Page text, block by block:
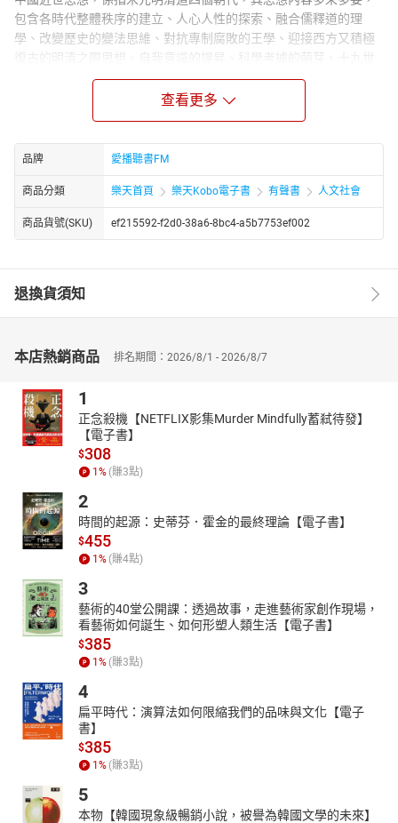
包含各時代整體秩序的建立、人心人性的探索、融合儒釋道的理
學、改變歷史的變法思維、對抗專制腐敗的王學、迎接西方又積極
復古的明清之際思想、自我意識的提昇、科學考據的萌芽、十九世
紀中後期的大變革等等。不僅如此，中國近世思想對於中國現當代
有深刻的影響。無論是中國觀念、從家族到國族主義、政教第一思
維、社會主義、個體覺醒、博愛平等、新公義觀念等等，均可於近
代的中國。
吳展良
臺灣歷史學家，前臺灣大學歷史學系系主任，現任臺大歷史系教
授。專長為中國近現代思想史、西洋近現代思想史、宋代學術與思
15近世政教暨學術思想體系的奠定：朱子-01
16近世政教暨學術思想體系的奠定：朱子-02
18陸學、浙學與晚宋學術思想-1
20遼、金、元的政教與學術思想-1
21遼、金、元的政教與學術思想-2
查看更多
品牌 愛播聽書FM
商品分類 樂天首頁 樂天Kobo電子書 有聲書 人文社會
商品貨號(SKU) ef215592-f2d0-38a6-8bc4-a5b7753ef002
退換貨須知
本店熱銷商品 排名期間：2026/8/1 - 2026/8/7
1
正念殺機【NETFLIX影集Murder Mindfully蓄弒待發】
【電子書】
$308
1 % (賺3點)
2
時間的起源：史蒂芬．霍金的最終理論【電子書】
$455
1 % (賺4點)
3
藝術的40堂公開課：透過故事，走進藝術家創作現場，
看藝術如何誕生、如何形塑人類生活【電子書】
$385
1 % (賺3點)
4
扁平時代：演算法如何限縮我們的品味與文化【電子
書】
$385
1 % (賺3點)
5
本物【韓國現象級暢銷小說，被譽為韓國文學的未來】